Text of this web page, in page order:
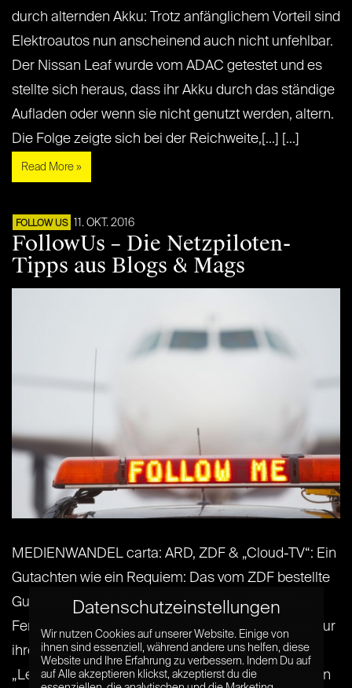
durch alternden Akku: Trotz anfänglichem Vorteil sind
Elektroautos nun anscheinend auch nicht unfehlbar.
Der Nissan Leaf wurde vom ADAC getestet und es
stellte sich heraus, dass ihr Akku durch das ständige
Aufladen oder wenn sie nicht genutzt werden, altern.
Die Folge zeigte sich bei der Reichweite,[...] [...]
Read More »
FOLLOW US 11. OKT. 2016
FollowUs – Die Netzpiloten-
Tipps aus Blogs & Mags
MEDIENWANDEL carta: ARD, ZDF & „Cloud-TV“: Ein
Gutachten wie ein Requiem: Das vom ZDF bestellte
Gutachten zur Zukunft des öffentlich-rechtlichen
Fernsehens bestätigt den Auftraggebern letztlich nur
ihren Status quo. Das 108-seitige Gutachten
„Legitimation und Auftrag des öffentlich-rechtlichen
Datenschutzeinstellungen
Wir nutzen Cookies auf unserer Website. Einige von
ihnen sind essenziell, während andere uns helfen, diese
Website und Ihre Erfahrung zu verbessern. Indem Du auf
auf Alle akzeptieren klickst, akzeptierst du die